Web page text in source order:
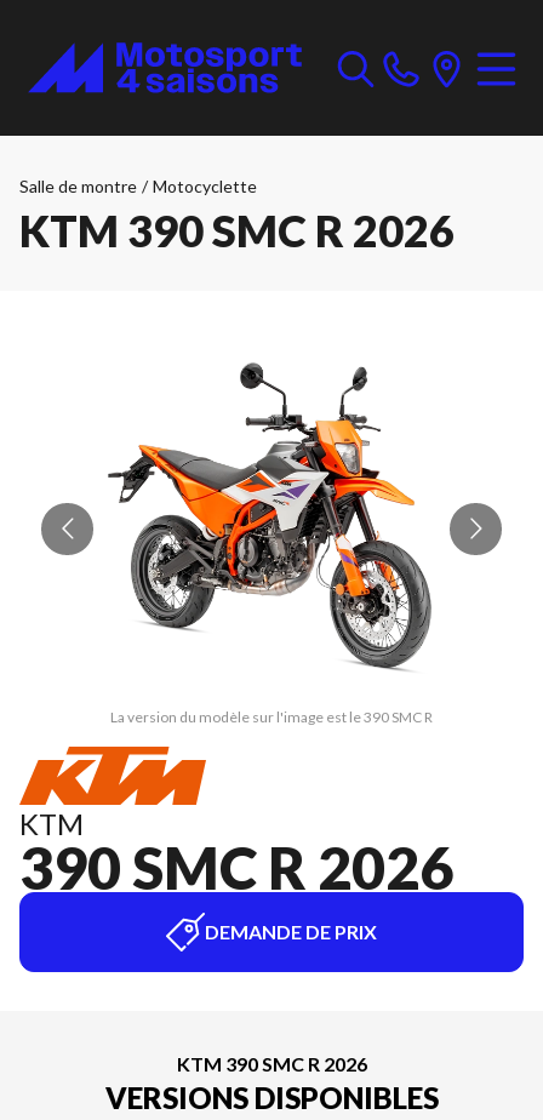
Salle de montre / Motocyclette
KTM 390 SMC R 2026
La version du modèle sur l'image est le 390 SMC R
KTM
390 SMC R 2026
DEMANDE DE PRIX
KTM 390 SMC R 2026
VERSIONS DISPONIBLES